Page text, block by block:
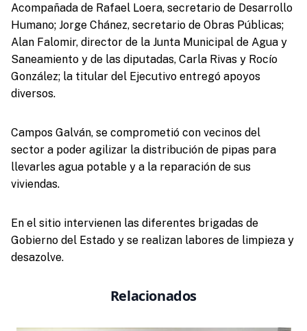
Acompañada de Rafael Loera, secretario de Desarrollo
Humano; Jorge Chánez, secretario de Obras Públicas;
Alan Falomir, director de la Junta Municipal de Agua y
Saneamiento y de las diputadas, Carla Rivas y Rocío
González; la titular del Ejecutivo entregó apoyos
diversos.
Campos Galván, se comprometió con vecinos del
sector a poder agilizar la distribución de pipas para
llevarles agua potable y a la reparación de sus
viviendas.
En el sitio intervienen las diferentes brigadas de
Gobierno del Estado y se realizan labores de limpieza y
desazolve.
Relacionados